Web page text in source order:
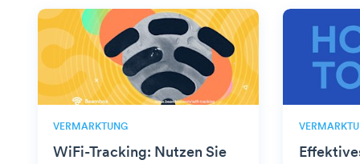
VERMARKTUNG
WiFi-Tracking: Nutzen Sie